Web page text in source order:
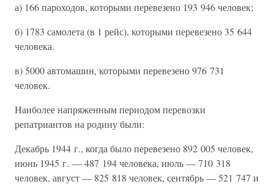
а) 166 пароходов, которыми перевезено 193 946 человек;
б) 1783 самолета (в 1 рейс), которыми перевезено 35 644
человека.
в) 5000 автомашин, которыми перевезено 976 731
человек.
Наиболее напряженным периодом перевозки
репатриантов на родину были:
Декабрь 1944 г., когда было перевезено 892 005 человек,
июнь 1945 г. — 487 194 человека, июль — 710 318
человек, август — 825 818 человек, сентябрь — 521 747 и